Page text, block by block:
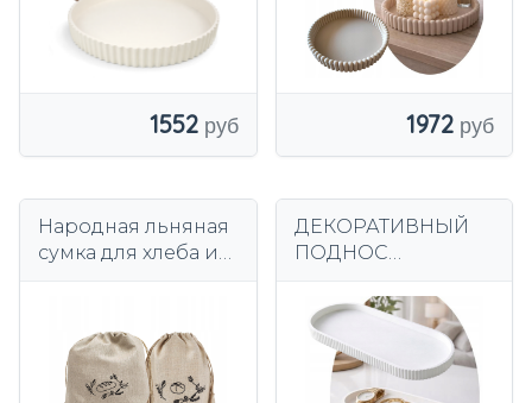
1552
БЕЖЕВЫЙ
1972
Народная льняная
сумка для хлеба и
лен с подкладкой
ДЕКОРАТИВНЫЙ
ПОДНОС
РЕБРИСТЫЙ С 3D
ПРИНТОМ
ЭЛЕГАНТНЫЙ ДЛЯ
ДОМА 20х9 СМ